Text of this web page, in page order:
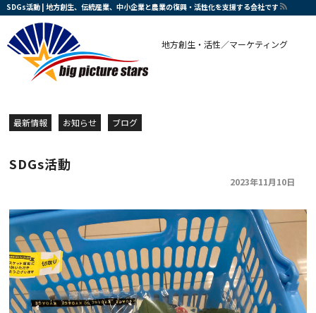
SDGs活動 | 地方創生、伝統産業、中小企業と農業の復興・活性化を支援する会社です
地方創生・活性／マーケティング
最新情報 お知らせ ブログ
SDGs活動
2023年11月10日